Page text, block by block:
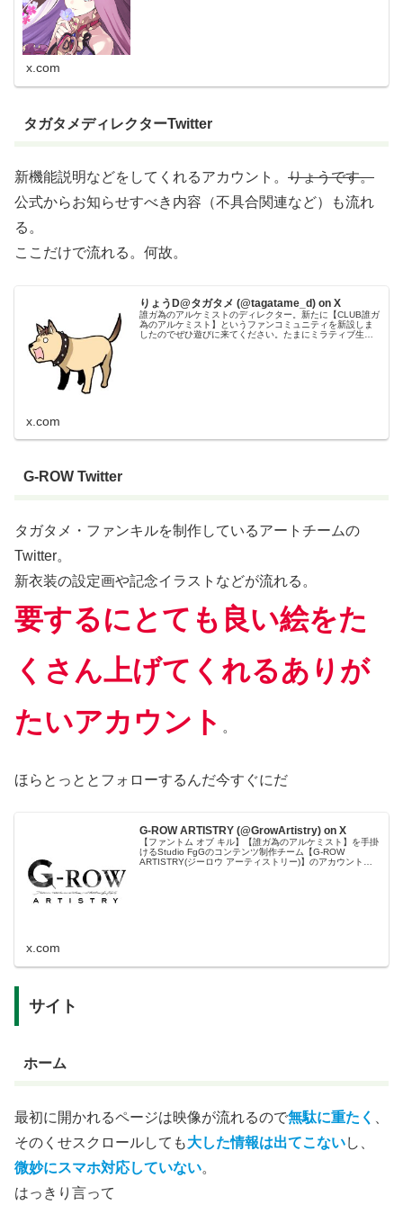
x.com
タガタメディレクターTwitter
新機能説明などをしてくれるアカウント。 りょうです。
公式からお知らせすべき内容（不具合関連など）も流れ
る。
ここだけで流れる。何故。
りょうD@タガタメ (@tagatame_d) on X
誰ガ為のアルケミストのディレクター。新たに【CLUB誰ガ
為のアルケミスト】というファンコミュニティを新設しま
したのでぜひ遊びに来てください。たまにミラティブ生配
x.com
G-ROW Twitter
タガタメ・ファンキルを制作しているアートチームの
Twitter。
新衣装の設定画や記念イラストなどが流れる。
要するにとても良い絵をた
くさん上げてくれるありが
たいアカウント 。
ほらとっととフォローするんだ今すぐにだ
G-ROW ARTISTRY (@GrowArtistry) on X
【ファントム オブ キル】【誰ガ為のアルケミスト】を手掛
けるStudio FgGのコンテンツ制作チーム【G-ROW
ARTISTRY(ジーロウ アーティストリー)】のアカウントで
x.com
サイト
ホーム
最初に開かれるページは映像が流れるので無駄に重たく
そのくせスクロールしても大した情報は出てこないし、
微妙にスマホ対応していない。
はっきり言って